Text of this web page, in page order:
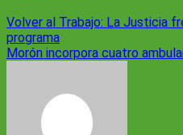
Navegación
de
Volver al Trabajo: La Justicia
programa
Morón incorpora cuatro